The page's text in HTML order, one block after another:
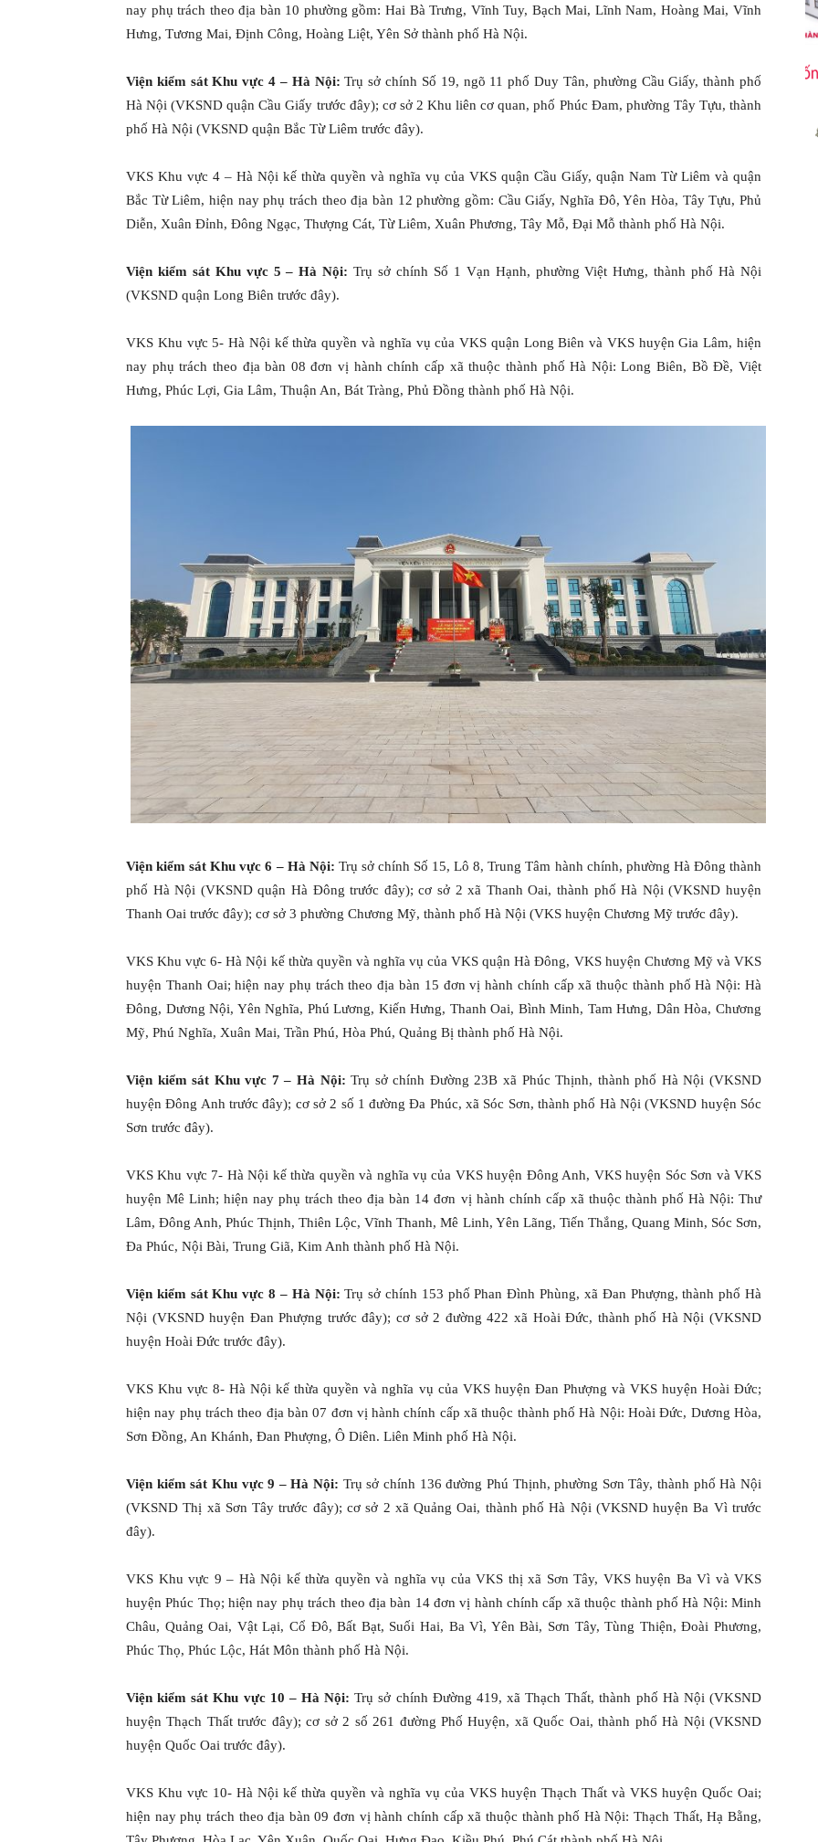
nay phụ trách theo địa bàn 10 phường gồm: Hai Bà Trưng, Vĩnh Tuy, Bạch Mai, Lĩnh Nam, Hoàng Mai, Vĩnh
Hưng, Tương Mai, Định Công, Hoàng Liệt, Yên Sở thành phố Hà Nội.
Viện kiểm sát Khu vực 4 – Hà Nội: Trụ sở chính Số 19, ngõ 11 phố Duy Tân, phường Cầu Giấy, thành phố
Hà Nội (VKSND quận Cầu Giấy trước đây); cơ sở 2 Khu liên cơ quan, phố Phúc Đam, phường Tây Tựu, thành
phố Hà Nội (VKSND quận Bắc Từ Liêm trước đây).
VKS Khu vực 4 – Hà Nội kế thừa quyền và nghĩa vụ của VKS quận Cầu Giấy, quận Nam Từ Liêm và quận
Bắc Từ Liêm, hiện nay phụ trách theo địa bàn 12 phường gồm: Cầu Giấy, Nghĩa Đô, Yên Hòa, Tây Tựu, Phủ
Diễn, Xuân Đỉnh, Đông Ngạc, Thượng Cát, Từ Liêm, Xuân Phương, Tây Mỗ, Đại Mỗ thành phố Hà Nội.
Viện kiểm sát Khu vực 5 – Hà Nội: Trụ sở chính Số 1 Vạn Hạnh, phường Việt Hưng, thành phố Hà Nội
(VKSND quận Long Biên trước đây).
VKS Khu vực 5- Hà Nội kế thừa quyền và nghĩa vụ của VKS quận Long Biên và VKS huyện Gia Lâm, hiện
nay phụ trách theo địa bàn 08 đơn vị hành chính cấp xã thuộc thành phố Hà Nội: Long Biên, Bồ Đề, Việt
Hưng, Phúc Lợi, Gia Lâm, Thuận An, Bát Tràng, Phủ Đồng thành phố Hà Nội.
Viện kiểm sát Khu vực 6 – Hà Nội: Trụ sở chính Số 15, Lô 8, Trung Tâm hành chính, phường Hà Đông thành
phố Hà Nội (VKSND quận Hà Đông trước đây); cơ sở 2 xã Thanh Oai, thành phố Hà Nội (VKSND huyện
Thanh Oai trước đây); cơ sở 3 phường Chương Mỹ, thành phố Hà Nội (VKS huyện Chương Mỹ trước đây).
VKS Khu vực 6- Hà Nội kế thừa quyền và nghĩa vụ của VKS quận Hà Đông, VKS huyện Chương Mỹ và VKS
huyện Thanh Oai; hiện nay phụ trách theo địa bàn 15 đơn vị hành chính cấp xã thuộc thành phố Hà Nội: Hà
Đông, Dương Nội, Yên Nghĩa, Phú Lương, Kiến Hưng, Thanh Oai, Bình Minh, Tam Hưng, Dân Hòa, Chương
Mỹ, Phú Nghĩa, Xuân Mai, Trần Phú, Hòa Phú, Quảng Bị thành phố Hà Nội.
Viện kiểm sát Khu vực 7 – Hà Nội: Trụ sở chính Đường 23B xã Phúc Thịnh, thành phố Hà Nội (VKSND
huyện Đông Anh trước đây); cơ sở 2 số 1 đường Đa Phúc, xã Sóc Sơn, thành phố Hà Nội (VKSND huyện Sóc
Sơn trước đây).
VKS Khu vực 7- Hà Nội kế thừa quyền và nghĩa vụ của VKS huyện Đông Anh, VKS huyện Sóc Sơn và VKS
huyện Mê Linh; hiện nay phụ trách theo địa bàn 14 đơn vị hành chính cấp xã thuộc thành phố Hà Nội: Thư
Lâm, Đông Anh, Phúc Thịnh, Thiên Lộc, Vĩnh Thanh, Mê Linh, Yên Lãng, Tiến Thắng, Quang Minh, Sóc Sơn,
Đa Phúc, Nội Bài, Trung Giã, Kim Anh thành phố Hà Nội.
Viện kiểm sát Khu vực 8 – Hà Nội: Trụ sở chính 153 phố Phan Đình Phùng, xã Đan Phượng, thành phố Hà
Nội (VKSND huyện Đan Phượng trước đây); cơ sở 2 đường 422 xã Hoài Đức, thành phố Hà Nội (VKSND
huyện Hoài Đức trước đây).
VKS Khu vực 8- Hà Nội kế thừa quyền và nghĩa vụ của VKS huyện Đan Phượng và VKS huyện Hoài Đức;
hiện nay phụ trách theo địa bàn 07 đơn vị hành chính cấp xã thuộc thành phố Hà Nội: Hoài Đức, Dương Hòa,
Sơn Đồng, An Khánh, Đan Phượng, Ô Diên. Liên Minh phố Hà Nội.
Viện kiểm sát Khu vực 9 – Hà Nội: Trụ sở chính 136 đường Phú Thịnh, phường Sơn Tây, thành phố Hà Nội
(VKSND Thị xã Sơn Tây trước đây); cơ sở 2 xã Quảng Oai, thành phố Hà Nội (VKSND huyện Ba Vì trước
đây).
VKS Khu vực 9 – Hà Nội kế thừa quyền và nghĩa vụ của VKS thị xã Sơn Tây, VKS huyện Ba Vì và VKS
huyện Phúc Thọ; hiện nay phụ trách theo địa bàn 14 đơn vị hành chính cấp xã thuộc thành phố Hà Nội: Minh
Châu, Quảng Oai, Vật Lại, Cổ Đô, Bất Bạt, Suối Hai, Ba Vì, Yên Bài, Sơn Tây, Tùng Thiện, Đoài Phương,
Phúc Thọ, Phúc Lộc, Hát Môn thành phố Hà Nội.
Viện kiểm sát Khu vực 10 – Hà Nội: Trụ sở chính Đường 419, xã Thạch Thất, thành phố Hà Nội (VKSND
huyện Thạch Thất trước đây); cơ sở 2 số 261 đường Phố Huyện, xã Quốc Oai, thành phố Hà Nội (VKSND
huyện Quốc Oai trước đây).
VKS Khu vực 10- Hà Nội kế thừa quyền và nghĩa vụ của VKS huyện Thạch Thất và VKS huyện Quốc Oai;
hiện nay phụ trách theo địa bàn 09 đơn vị hành chính cấp xã thuộc thành phố Hà Nội: Thạch Thất, Hạ Bằng,